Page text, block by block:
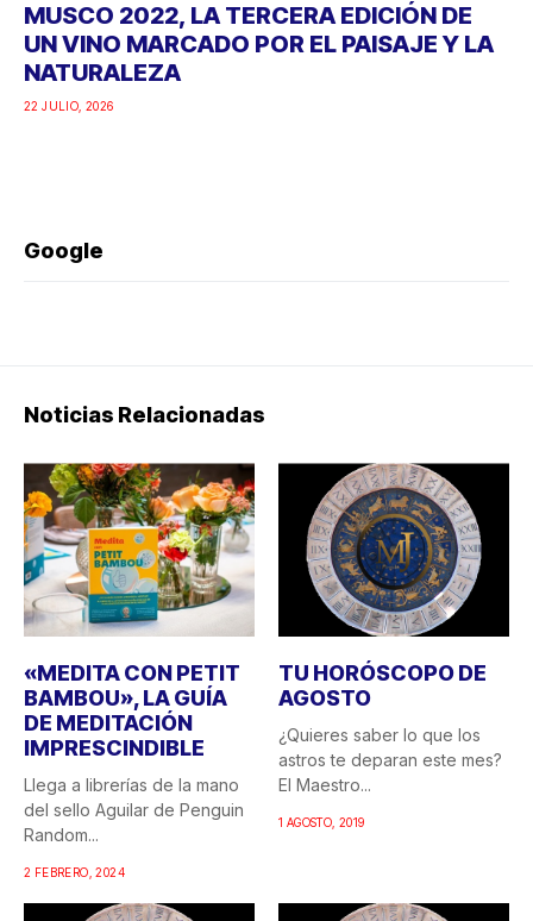
MUSCO 2022, LA TERCERA EDICIÓN DE
UN VINO MARCADO POR EL PAISAJE Y LA
NATURALEZA
22 JULIO, 2026
Google
Noticias Relacionadas
«MEDITA CON PETIT
BAMBOU», LA GUÍA
DE MEDITACIÓN
IMPRESCINDIBLE
Llega a librerías de la mano
del sello Aguilar de Penguin
Random...
2 FEBRERO, 2024
TU HORÓSCOPO DE
AGOSTO
¿Quieres saber lo que los
astros te deparan este mes?
El Maestro...
1 AGOSTO, 2019